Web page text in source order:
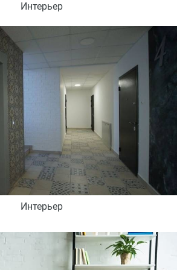
Интерьер
Интерьер